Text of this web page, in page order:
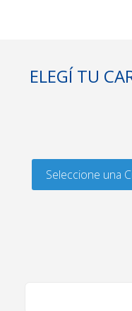
ELEGÍ TU